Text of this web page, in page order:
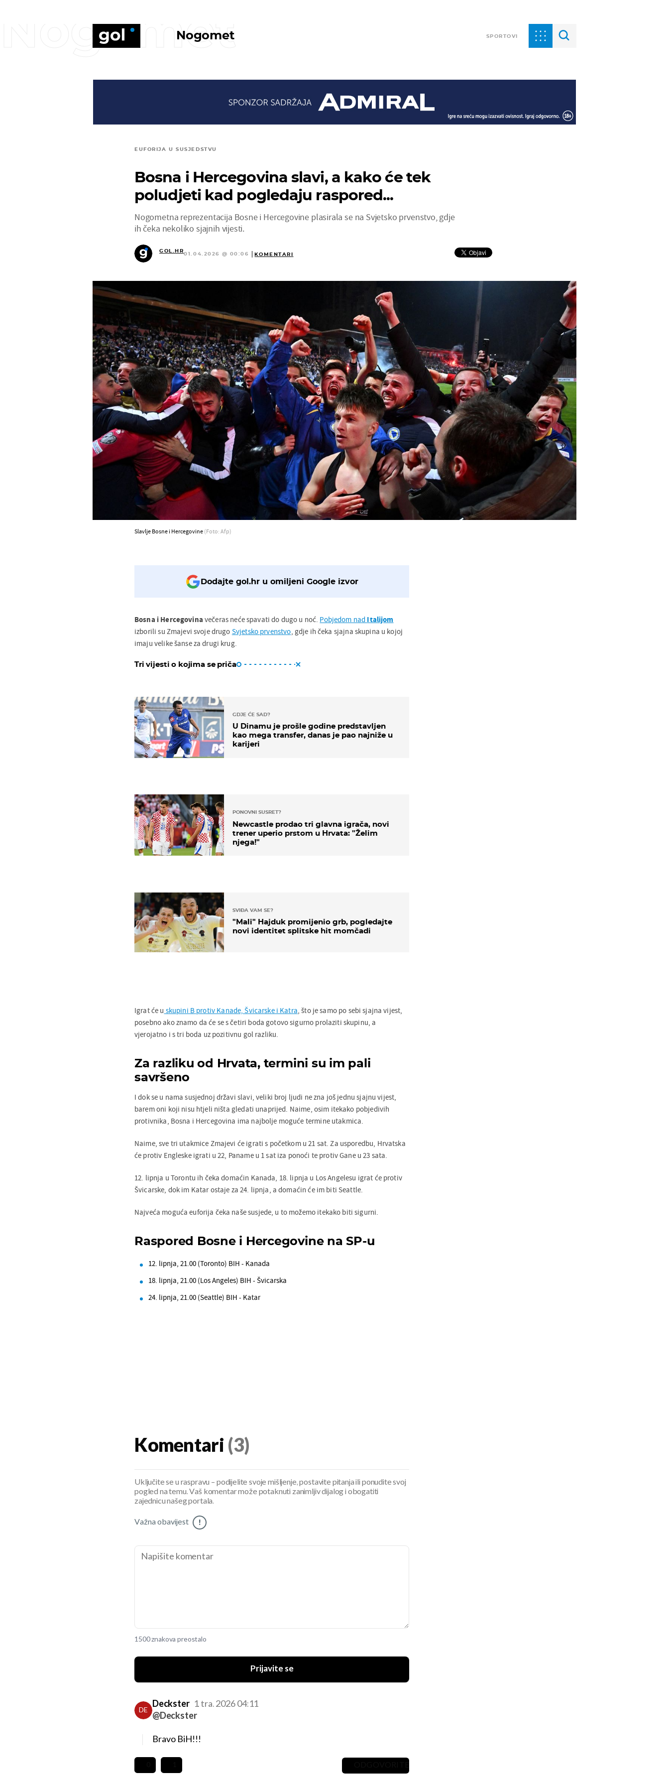
Nogomet SPORTOVI
Nogomet
EUFORIJA U SUSJEDSTVU
Bosna i Hercegovina slavi, a kako će tek
poludjeti kad pogledaju raspored...
Nogometna reprezentacija Bosne i Hercegovine plasirala se na Svjetsko prvenstvo, gdje
ih čeka nekoliko sjajnih vijesti.
GOL.HR
01.04.2026 @ 00:06 KOMENTARI
Slavlje Bosne i Hercegovine (Foto: Afp)
Dodajte gol.hr u omiljeni Google izvor
Bosna i Hercegovina večeras neće spavati do dugo u noć. Pobjedom nad Italijom
izborili su Zmajevi svoje drugo Svjetsko prvenstvo, gdje ih čeka sjajna skupina u kojoj
imaju velike šanse za drugi krug.
Tri vijesti o kojima se priča
GDJE ĆE SAD?
U Dinamu je prošle godine predstavljen
kao mega transfer, danas je pao najniže u
karijeri
PONOVNI SUSRET?
Newcastle prodao tri glavna igrača, novi
trener uperio prstom u Hrvata: "Želim
njega!"
SVIĐA VAM SE?
"Mali" Hajduk promijenio grb, pogledajte
novi identitet splitske hit momčadi
Igrat će u skupini B protiv Kanade, Švicarske i Katra, što je samo po sebi sjajna vijest,
posebno ako znamo da će se s četiri boda gotovo sigurno prolaziti skupinu, a
vjerojatno i s tri boda uz pozitivnu gol razliku.
Za razliku od Hrvata, termini su im pali
savršeno
I dok se u nama susjednoj državi slavi, veliki broj ljudi ne zna još jednu sjajnu vijest,
barem oni koji nisu htjeli ništa gledati unaprijed. Naime, osim itekako pobjedivih
protivnika, Bosna i Hercegovina ima najbolje moguće termine utakmica.
Naime, sve tri utakmice Zmajevi će igrati s početkom u 21 sat. Za usporedbu, Hrvatska
će protiv Engleske igrati u 22, Paname u 1 sat iza ponoći te protiv Gane u 23 sata.
12. lipnja u Torontu ih čeka domaćin Kanada, 18. lipnja u Los Angelesu igrat će protiv
Švicarske, dok im Katar ostaje za 24. lipnja, a domaćin će im biti Seattle.
Najveća moguća euforija čeka naše susjede, u to možemo itekako biti sigurni.
Raspored Bosne i Hercegovine na SP-u
12. lipnja, 21.00 (Toronto) BIH - Kanada
18. lipnja, 21.00 (Los Angeles) BIH - Švicarska
24. lipnja, 21.00 (Seattle) BIH - Katar
Komentari (3)
Uključite se u raspravu – podijelite svoje mišljenje, postavite pitanja ili ponudite svoj
pogled na temu. Vaš komentar može potaknuti zanimljiv dijalog i obogatiti
zajednicu našeg portala.
Važna obavijest !
1500 znakova preostalo
Prijavite se
DE
Deckster
@Deckster
1. tra. 2026 04:11
Bravo BiH!!!